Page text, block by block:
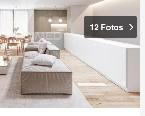
12 Fotos